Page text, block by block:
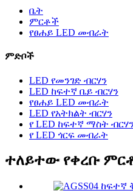
ቤት
ምርቶች
የፀሐይ LED መብራት
ምድቦች
LED የመንገድ ብርሃን
LED ከፍተኛ ቤይ ብርሃን
የፀሐይ LED መብራት
LED የአትክልት ብርሃን
የ LED ከፍተኛ ማስት
የ LED ጎርፍ መብራት
ተለይተው የቀረቡ